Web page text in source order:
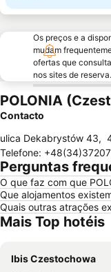
Os preços e a
mudam
ofertas que
nos sites de reserva.
POLONIA
Contacto
ulica Dekabrystów 43,
Telefone:
Perguntas
O que faz com que
Que alojamentos
Quais outras atrações
Mais Top hotéis
Ibis Czestochowa